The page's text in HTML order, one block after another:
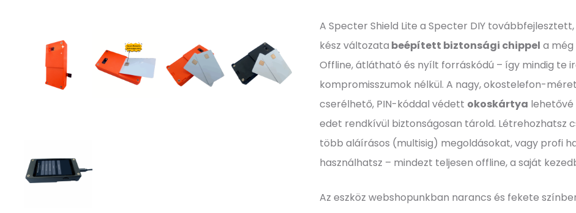
A Specter Shield Lite a Specter DIY
kész változata beépített biztonsági chippel a
Offline, átlátható és nyílt forráskódú – így mindig te
kompromisszumok nélkül. A nagy, okostelefon-
cserélhető, PIN-kóddal védett okoskártya lehetővé
edet rendkívül biztonságosan tárold. Létrehozhatsz
több aláírásos (multisig) megoldásokat, vagy profi
használhatsz – mindezt teljesen offline, a saját
Az eszköz webshopunkban narancs és fekete